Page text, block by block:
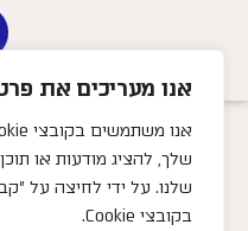
אנו מעריכים את
שלך, להציג מודעות או
שלנו. על ידי לחיצה על
בקובצי Cookie.